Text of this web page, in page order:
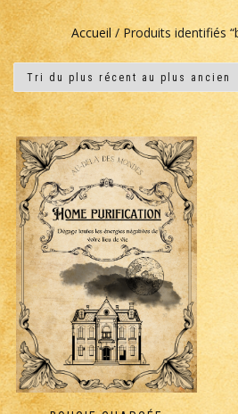
Accueil / Produits identifiés